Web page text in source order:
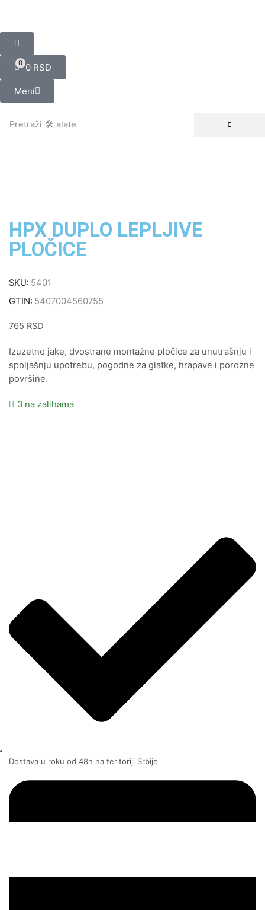
0 0 RSD
Meni
Pretraži 🛠️ alate
HPX DUPLO LEPLJIVE
PLOČICE
SKU: 5401
GTIN: 5407004560755
765 RSD
Izuzetno jake, dvostrane montažne pločice za unutrašnju i
spoljašnju upotrebu, pogodne za glatke, hrapave i porozne
površine.
3 na zalihama
Dostava u roku od 48h na teritoriji Srbije